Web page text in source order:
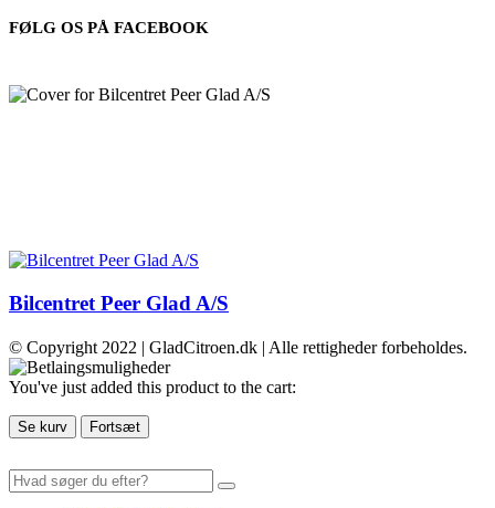
FØLG OS PÅ FACEBOOK
Bilcentret Peer Glad A/S
© Copyright 2022 | GladCitroen.dk | Alle rettigheder forbeholdes.
You've just added this product to the cart:
Se kurv Fortsæt